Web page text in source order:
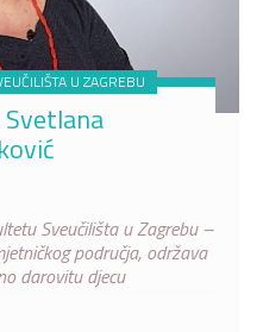
U ZAGREBU
Svetlana
Sveučilišta u Zagrebu –
područja, održava
darovitu djecu